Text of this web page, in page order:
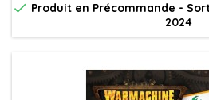
 Produit en Précommande -
2024